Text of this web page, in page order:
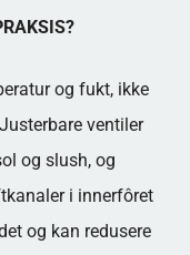
og fukt, ikke
ventiler
og slush, og
i innerfôret
og kan redusere